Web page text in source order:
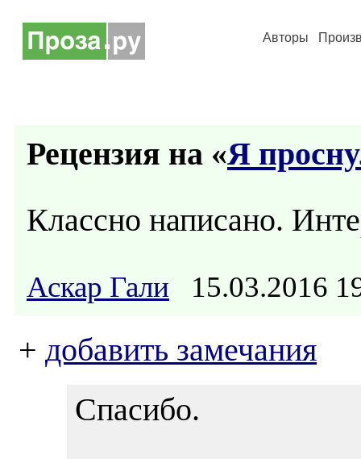
Авторы
Рецензия на «Я
Классно написано.
Аскар Гали 15.03.2016
+ добавить замечания
Спасибо.